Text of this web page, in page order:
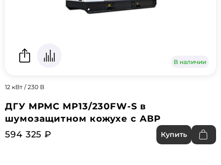
В наличии
12 кВт / 230 В
ДГУ MPMC MP13/230FW-S в
шумозащитном кожухе с АВР
594 325 ₽
Купить